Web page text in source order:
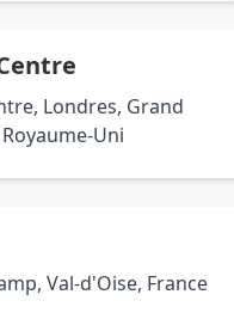
Londres, Grand
Uni
Val-d'Oise, France